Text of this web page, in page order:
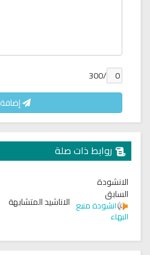
/300
إضافة
روابط ذات صلة
الانشودة
السابق
انشودة منبع
البهاء
الاناشيد المتشابهة